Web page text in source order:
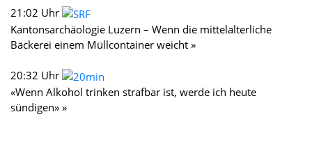
21:02 Uhr
Kantonsarchäologie Luzern – Wenn die mittelalterliche
Bäckerei einem Müllcontainer weicht »
20:32 Uhr
«Wenn Alkohol trinken strafbar ist, werde ich heute
sündigen» »